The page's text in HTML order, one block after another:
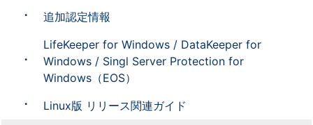
追加認定情報
LifeKeeper for Windows / DataKeeper for
Windows / Singl Server Protection for
Windows（EOS）
Linux版 リリース関連ガイド